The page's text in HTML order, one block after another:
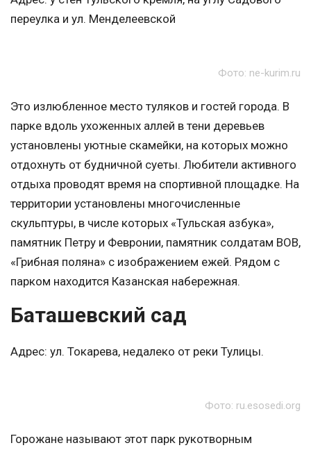
переулка и ул. Менделеевской
Фото: ne-kurim.ru
Это излюбленное место туляков и гостей города. В
парке вдоль ухоженных аллей в тени деревьев
установлены уютные скамейки, на которых можно
отдохнуть от будничной суеты. Любители активного
отдыха проводят время на спортивной площадке. На
территории установлены многочисленные
скульптуры, в числе которых «Тульская азбука»,
памятник Петру и Февронии, памятник солдатам ВОВ,
«Грибная поляна» с изображением ежей. Рядом с
парком находится Казанская набережная.
Баташевский сад
Адрес: ул. Токарева, недалеко от реки Тулицы.
Фото: ru.esosedi.org
Горожане называют этот парк рукотворным